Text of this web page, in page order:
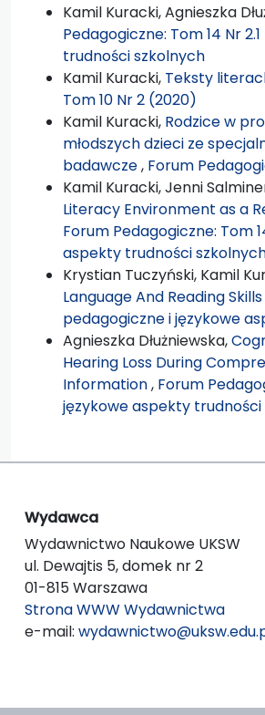
Kamil Kuracki, Agnieszka
Pedagogiczne: Tom 14 Nr
trudności szkolnych
Kamil Kuracki, Teksty
Tom 10 Nr 2 (2020)
Kamil Kuracki, Rodzice w
młodszych dzieci ze
badawcze, Forum
Kamil Kuracki, Jenni
Literacy Environment as a
Forum Pedagogiczne: Tom
aspekty trudności
Krystian Tuczyński, Kamil
Language And Reading Skills
pedagogiczne i językowe
Agnieszka Dłużniewska,
Hearing Loss During
Information, Forum
językowe aspekty
Wydawca
Wydawnictwo Naukowe UKSW
ul. Dewajtis 5, domek nr 2
01-815 Warszawa
Strona WWW Wydawnictwa
e-mail: